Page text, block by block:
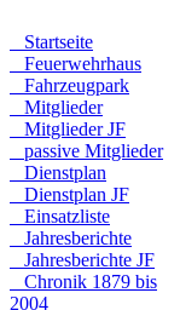
Startseite
Feuerwehrhaus
Fahrzeugpark
Mitglieder
Mitglieder JF
passive Mitglieder
Dienstplan
Dienstplan JF
Einsatzliste
Jahresberichte
Jahresberichte JF
Chronik 1879 bis
2004